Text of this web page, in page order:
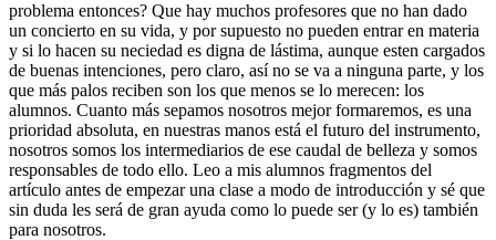
problema entonces? Que hay muchos profesores que no han dado
un concierto en su vida, y por supuesto no pueden entrar en materia
y si lo hacen su neciedad es digna de lástima, aunque esten cargados
de buenas intenciones, pero claro, así no se va a ninguna parte, y los
que más palos reciben son los que menos se lo merecen: los
alumnos. Cuanto más sepamos nosotros mejor formaremos, es una
prioridad absoluta, en nuestras manos está el futuro del instrumento,
nosotros somos los intermediarios de ese caudal de belleza y somos
responsables de todo ello. Leo a mis alumnos fragmentos del
artículo antes de empezar una clase a modo de introducción y sé que
sin duda les será de gran ayuda como lo puede ser (y lo es) también
para nosotros.